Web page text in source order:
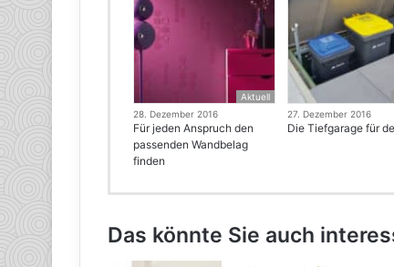
Aktuell
28. Dezember 2016
Für jeden Anspruch den
passenden Wandbelag
finden
27. Dezember 2016
Die Tiefgarage für
Das könnte Sie auch